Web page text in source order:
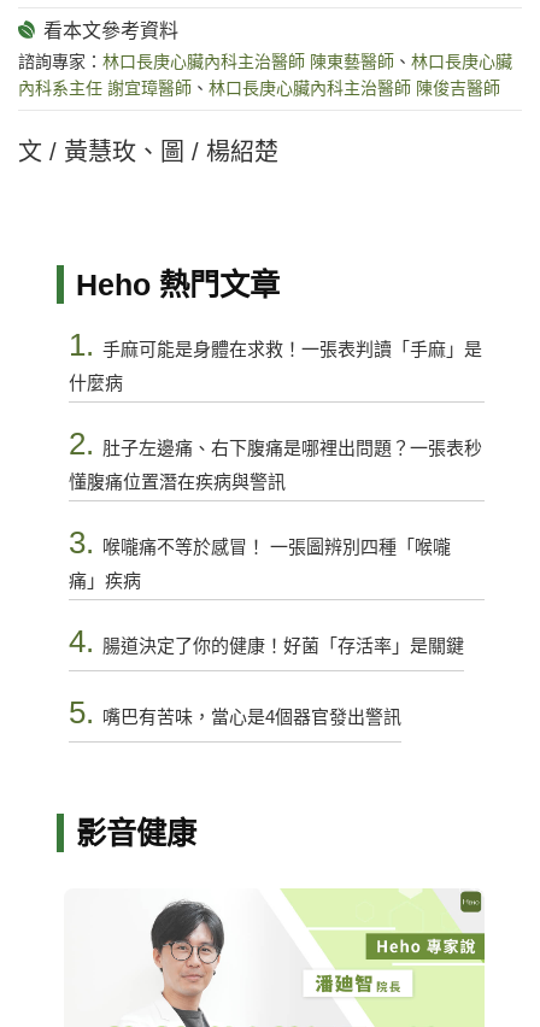
諮詢專家： 林口長庚心臟內科主治醫師 陳東藝醫師 、 林口長庚心臟
內科系主任 謝宜璋醫師 、 林口長庚心臟內科主治醫師 陳俊吉醫師
文 / 黃慧玫、圖 / 楊紹楚
Heho 熱門文章
1. 手麻可能是身體在求救！一張表判讀「手麻」是
什麼病
2. 肚子左邊痛、右下腹痛是哪裡出問題？一張表秒
懂腹痛位置潛在疾病與警訊
3.
喉嚨痛不等於感冒！ 一張圖辨別四種「喉嚨
痛」疾病
4. 腸道決定了你的健康！好菌「存活率」是關鍵
5. 嘴巴有苦味，當心是4個器官發出警訊
影音健康